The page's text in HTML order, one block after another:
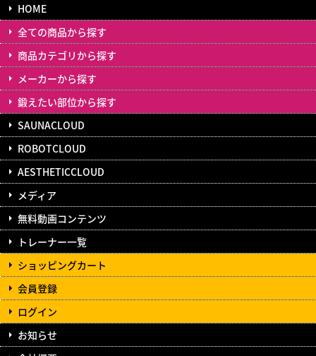
HOME
全ての商品から探す
商品カテゴリから探す
メーカーから探す
鍛えたい部位から探す
SAUNACLOUD
ROBOTCLOUD
AESTHETICCLOUD
メディア
無料動画コンテンツ
トレーナー一覧
ショッピングカート
会員登録
ログイン
お知らせ